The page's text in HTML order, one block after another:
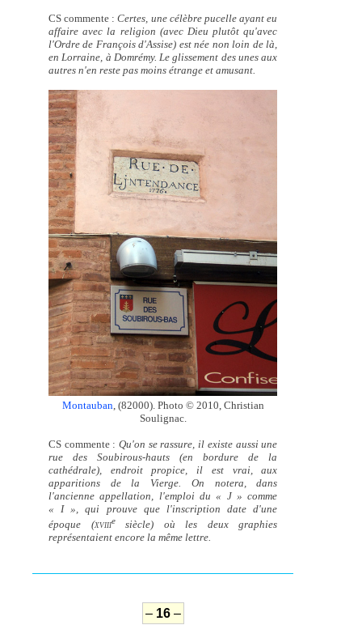
CS commente :Certes, une célèbre pucelle ayant eu
affaire avec la religion (avec Dieu plutôt qu'avec
l'Ordre de François d'Assise) est née non loin de là,
en Lorraine, à Domrémy. Le glissement des unes aux
autres n'en reste pas moins étrange et amusant.
Montauban , (82000). Photo © 2010, Christian
Soulignac.
CS commente :Qu'on se rassure, il existe aussi une
rue des Soubirous-hauts (en bordure de la
cathédrale), endroit propice, il est vrai, aux
apparitions de la Vierge. On notera, dans
l'ancienne appellation, l'emploi du « J » comme
« I », qui prouve que l'inscription date d'une
époque (XVIII
esiècle) où les deux graphies
représentaient encore la même lettre.
– 16–